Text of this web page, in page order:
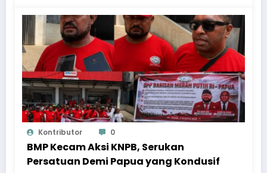
Kontributor 0
BMP Kecam Aksi KNPB, Serukan
Persatuan Demi Papua yang Kondusif